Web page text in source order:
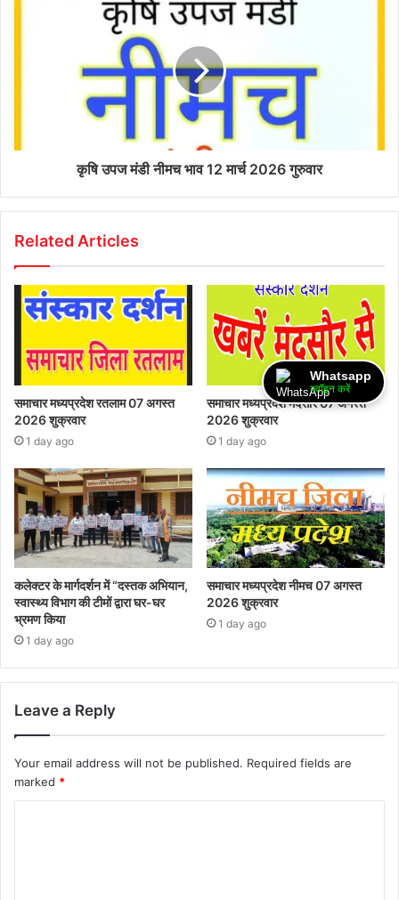
कृषि उपज मंडी नीमच भाव 12 मार्च 2026 गुरुवार
Related Articles
समाचार मध्यप्रदेश रतलाम 07 अगस्त
2026 शुक्रवार
1 day ago
समाचार मध्यप्रदेश मंदसौर 07 अगस्त
2026 शुक्रवार
1 day ago
कलेक्टर के मार्गदर्शन में “दस्तक अभियान,‌
स्वास्थ्य विभाग की टीमों द्वारा घर-घर
भ्रमण किया
1 day ago
समाचार मध्यप्रदेश नीमच 07 अगस्त
2026 शुक्रवार
1 day ago
Leave a Reply
Your email address will not be published. Required fields are
marked *
Whatsapp
ज्वॉइन करें